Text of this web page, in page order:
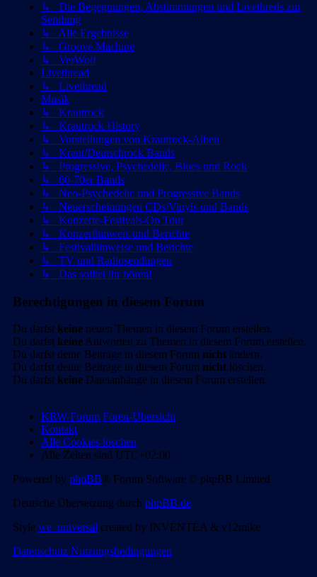
↳ Die Begegnungen, Abstimmungen und Livethreds zur
Sendung
↳ Alle Ergebnisse
↳ Groove Machine
↳ VerWolf
Livethread
↳ Livethread
Musik
↳ Krautrock
↳ Krautrock History
↳ Vorstellungen von Krautrock-Alben
↳ Kraut/Deutschrock Bands
↳ Progressive, Psychedelic, Blues und Rock
↳ 60-70er Bands
↳ Neo-Psychedelic und Progressive Bands
↳ Neuerscheinungen CDs/Vinyls und Bands
↳ Konzerte-Festivals-On Tour
↳ Konzerthinweis und Berichte
↳ Festivalhinweise und Berichte
↳ TV und Radiosendungen
↳ Das solltet ihr hören!
Berechtigungen in diesem Forum
Du darfst keine neuen Themen in diesem Forum erstellen.
Du darfst keineAntworten zu Themen in diesem Forum erstellen.
Du darfst deine Beiträge in diesem Forum nicht ändern.
Du darfst deine Beiträge in diesem Forum nicht löschen.
Du darfst keine Dateianhänge in diesem Forum erstellen.
KRW-Forum Foren-Übersicht
Kontakt
Alle Cookies löschen
Alle Zeiten sind UTC+02:00
Powered by phpBB® Forum Software © phpBB Limited
Deutsche Übersetzung durch phpBB.de
Style we_universal created by INVENTEA & v12mike
Datenschutz Nutzungsbedingungen